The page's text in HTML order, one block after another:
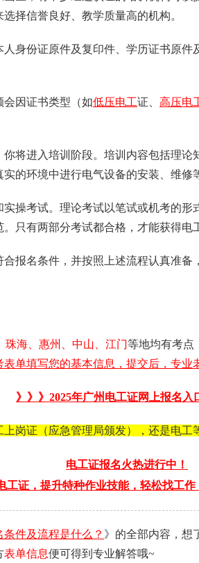
择信誉良好、教学质量高的机构。
人身份证原件及复印件、学历证书原
会因证书类型（如低压电工证、 高压电
将进入培训阶段。培训内容包括理论
的环境中进行电气设备的安装、维修
实操考试。理论考试以笔试或机考的
只有两部分考试都合格，才能获得电
报名条件，并按照上述流程认真准
珠海、惠州、中山、江门等地均有考点
单填写您的基本信息，提交后，专业
》》》2025年广州电工证网上报名入
岗证（应急管理局颁发），还是电工
电工证报名火热进行中！
工证，提升特种作业技能，轻松找工作
件及流程是什么？ 》的全部内容，想
表单信息便可得到专业解答哦~